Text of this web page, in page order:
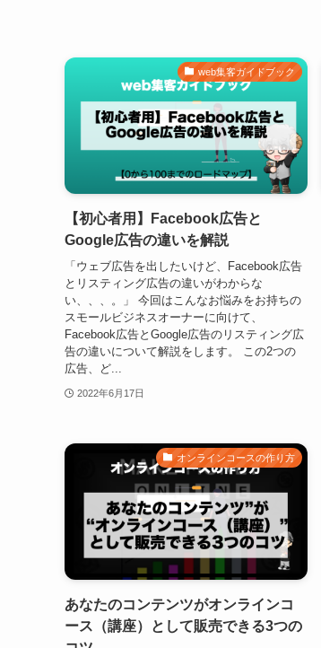
web集客ガイドブック
【初心者用】Facebook広告と
Google広告の違いを解説
「ウェブ広告を出したいけど、Facebook広告
とリスティング広告の違いがわからな
い、、、。」 今回はこんなお悩みをお持ちの
スモールビジネスオーナーに向けて、
Facebook広告とGoogle広告のリスティング広
告の違いについて解説をします。 この2つの
広告、ど...
2022年6月17日
オンラインコースの作り方
あなたのコンテンツがオンラインコ
ース（講座）として販売できる3つの